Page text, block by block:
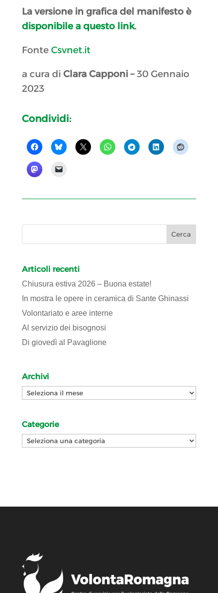
La versione in grafica del manifesto è
disponibile a questo link.
Fonte Csvnet.it
a cura di Clara Capponi –30 Gennaio
2023
Condividi:
Articoli recenti
Chiusura estiva 2026 – Buona estate!
In mostra le opere in ceramica di Sante Ghinassi
Volontariato e aree interne
Al servizio dei bisognosi
Di giovedì al Pavaglione
Archivi
Archivi
Categorie
Categorie